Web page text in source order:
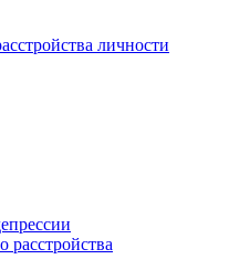
личности
расстройства